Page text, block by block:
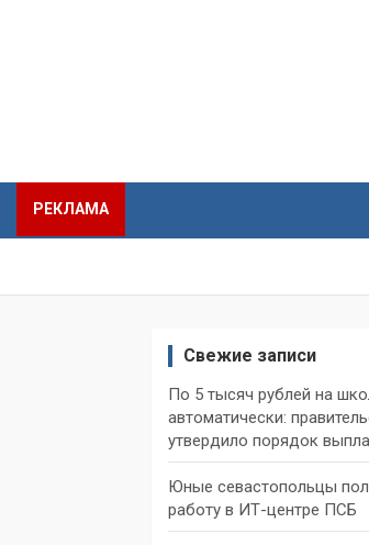
РЕКЛАМА
Свежие записи
По 5 тысяч рублей на
автоматически:
утвердило порядок
Юные севастопольцы
работу в ИТ-центре ПСБ